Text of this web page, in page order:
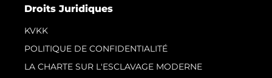
Droits Juridiques
KVKK
POLITIQUE DE CONFIDENTIALITÉ
LA CHARTE SUR L'ESCLAVAGE MODERNE